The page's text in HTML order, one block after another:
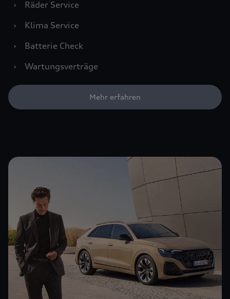
›
Räder Service
›
Klima Service
›
Batterie Check
›
Wartungsverträge
Mehr erfahren